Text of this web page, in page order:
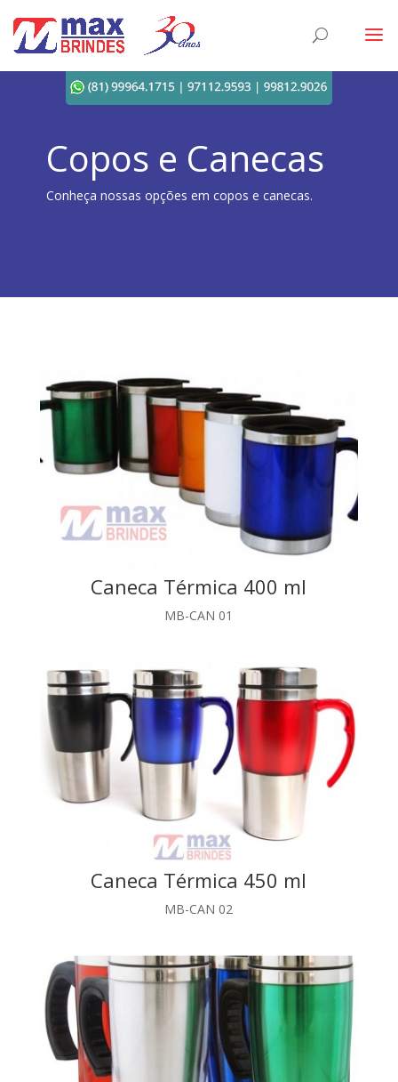
Copos e Canecas
Conheça nossas opções em copos e canecas.
Caneca Térmica 400 ml
MB-CAN 01
Caneca Térmica 450 ml
MB-CAN 02